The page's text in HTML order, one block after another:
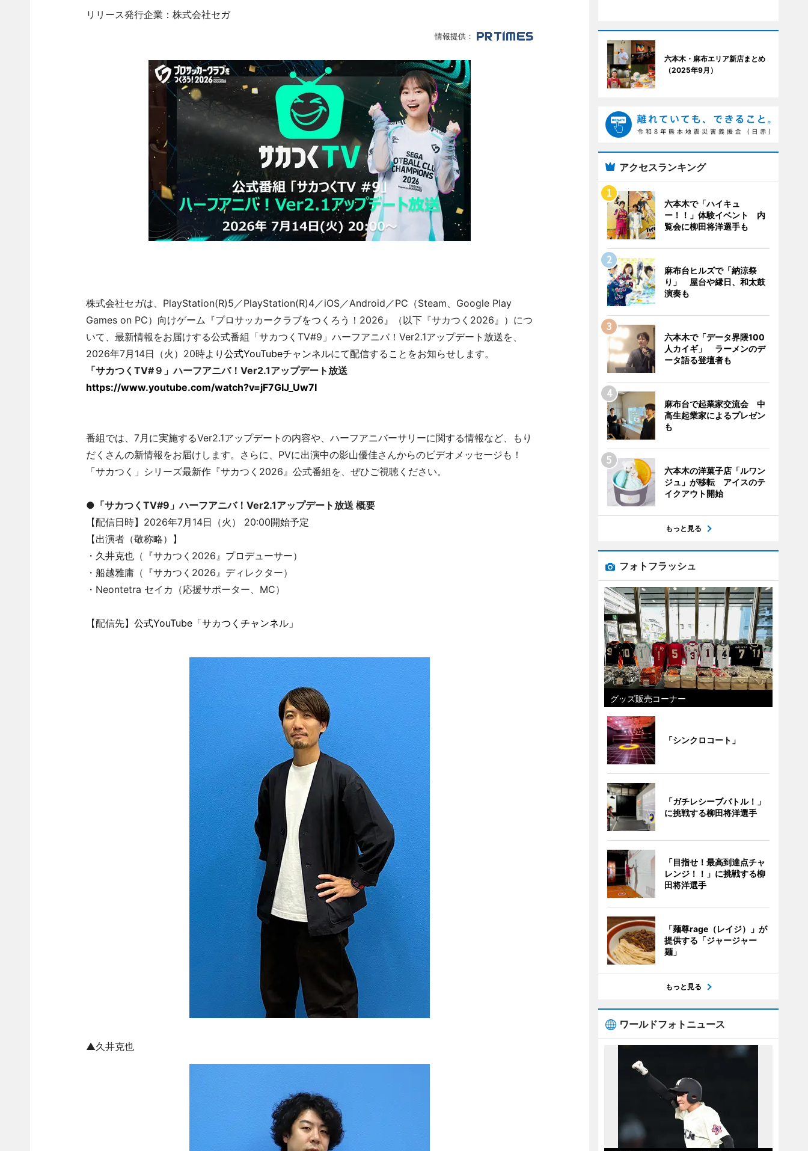
リリース発行企業：株式会社セガ
情報提供：
株式会社セガは、PlayStation(R)5／PlayStation(R)4／iOS／Android／PC（Steam、Google Play
Games on PC）向けゲーム『プロサッカークラブをつくろう！2026』（以下『サカつく2026』）につ
いて、最新情報をお届けする公式番組「サカつくTV#9」ハーフアニバ！Ver2.1アップデート放送を、
2026年7月14日（火）20時より 公式YouTubeチャンネルにて配信することをお知らせします。
「サカつくTV#９」ハーフアニバ！Ver2.1アップデート放送
https://www.youtube.com/watch?v=jF7GIJ_Uw7I
番組では、7月に実施するVer2.1アップデートの内容や、ハーフアニバーサリーに関する情報など、もり
だくさんの新情報をお届けします。さらに、PVに出演中の影山優佳さんからのビデオメッセージも！
「サカつく」シリーズ最新作『サカつく2026』公式番組を、ぜひご視聴ください。
●「サカつくTV#9」ハーフアニバ！Ver2.1アップデート放送 概要
【配信日時】2026年7月14日（火） 20:00開始予定
【出演者（敬称略）】
・久井克也（『サカつく2026』プロデューサー）
・船越雅庸（『サカつく2026』ディレクター）
・Neontetra セイカ（応援サポーター、MC）
【配信先】 公式YouTube「サカつくチャンネル」
▲久井克也
六本木・麻布エリア新店まとめ
（2025年9月）
アクセスランキング
六本木で「ハイキュ
ー！！」体験イベント 内
覧会に柳田将洋選手も
麻布台ヒルズで「納涼祭
り」 屋台や縁日、和太鼓
演奏も
六本木で「データ界隈100
人カイギ」 ラーメンのデ
ータ語る登壇者も
麻布台で起業家交流会 中
高生起業家によるプレゼン
も
六本木の洋菓子店「ルワン
ジュ」が移転 アイスのテ
イクアウト開始
もっと見る
フォトフラッシュ
グッズ販売コーナー
「シンクロコート」
「ガチレシーブバトル！」
に挑戦する柳田将洋選手
「目指せ！最高到達点チャ
レンジ！！」に挑戦する柳
田将洋選手
「麺尊rage（レイジ）」が
提供する「ジャージャー
麺」
もっと見る
ワールドフォトニュース